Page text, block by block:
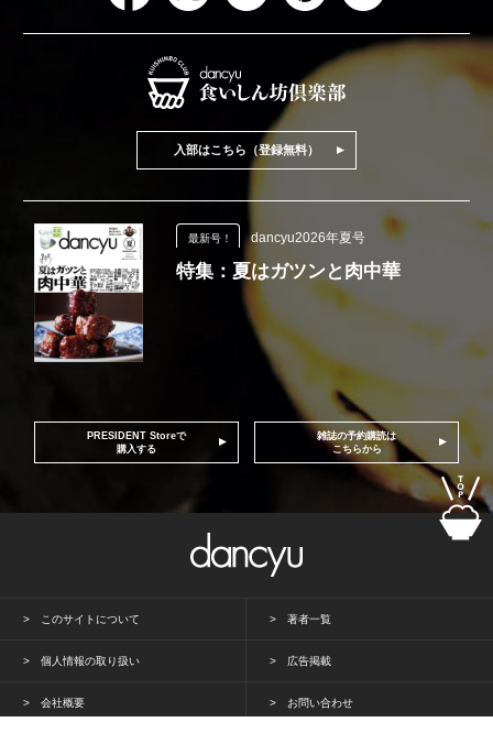
入部はこちら（登録無料）
最新号！ dancyu2026年夏号
特集：夏はガツンと肉中華
PRESIDENT Storeで
購入する
雑誌の予約購読は
こちらから
このサイトについて 著者一覧
個人情報の取り扱い 広告掲載
会社概要 お問い合わせ